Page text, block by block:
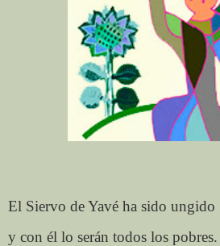
El Siervo de Yavé ha sido ungido
y con él lo serán todos los pobres.